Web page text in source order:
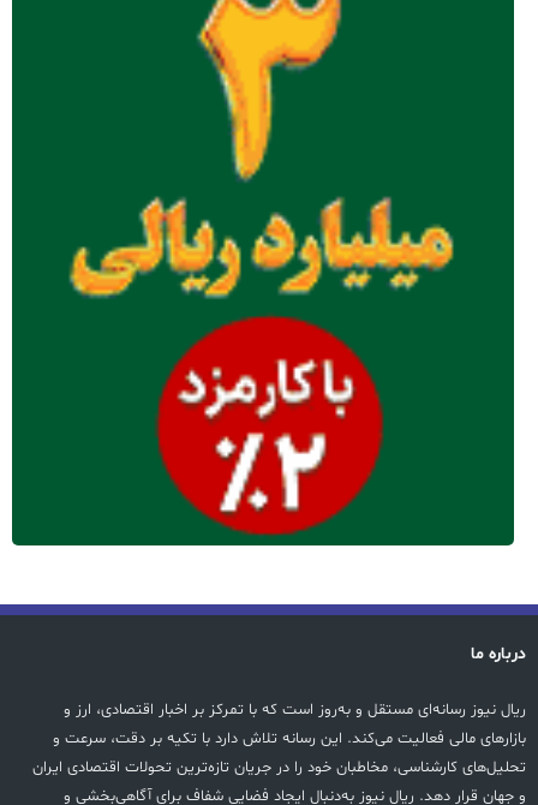
درباره ما
ریال نیوز رسانه‌ای مستقل و به‌روز است که با تمرکز بر اخبار اقتصادی، ارز و
بازارهای مالی فعالیت می‌کند. این رسانه تلاش دارد با تکیه بر دقت، سرعت و
تحلیل‌های کارشناسی، مخاطبان خود را در جریان تازه‌ترین تحولات اقتصادی ایران
و جهان قرار دهد. ریال نیوز به‌دنبال ایجاد فضایی شفاف برای آگاهی‌بخشی و